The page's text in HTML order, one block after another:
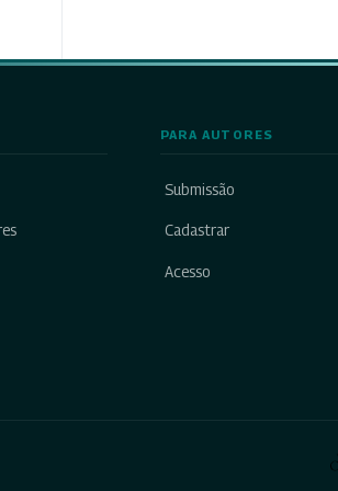
PARA AUTORES
Submissão
Cadastrar
Acesso